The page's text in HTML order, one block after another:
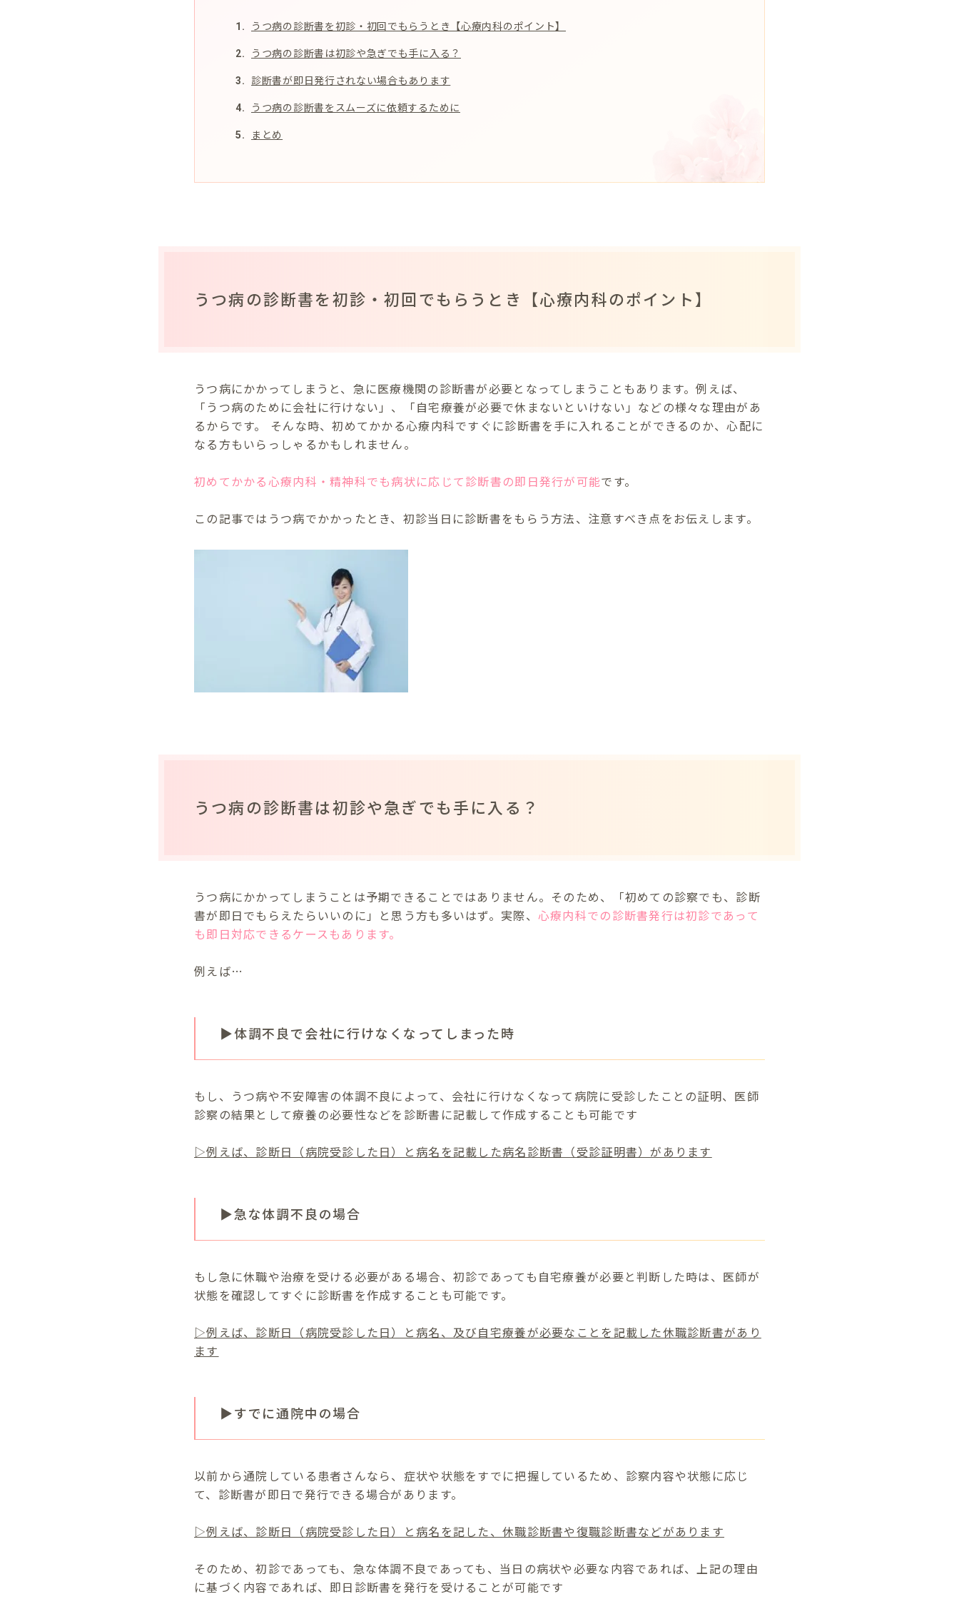
うつ病の診断書を初診・初回でもらうとき【心療内科のポイント】
うつ病の診断書は初診や急ぎでも手に入る？
診断書が即日発行されない場合もあります
うつ病の診断書をスムーズに依頼するために
まとめ
うつ病の診断書を初診・初回でもらうとき【心療内科のポイント】
うつ病にかかってしまうと、急に医療機関の診断書が必要となってしまうこともあります。例えば、
「うつ病のために会社に行けない」、「自宅療養が必要で休まないといけない」などの様々な理由があ
るからです。 そんな時、初めてかかる心療内科ですぐに診断書を手に入れることができるのか、心配に
なる方もいらっしゃるかもしれません。
初めてかかる心療内科・精神科でも病状に応じて診断書の即日発行が可能です。
この記事ではうつ病でかかったとき、初診当日に診断書をもらう方法、注意すべき点をお伝えします。
うつ病の診断書は初診や急ぎでも手に入る？
うつ病にかかってしまうことは予期できることではありません。そのため、「初めての診察でも、診断
書が即日でもらえたらいいのに」と思う方も多いはず。実際、 心療内科での診断書発行は初診であって
も即日対応できるケースもあります。
例えば…
▶体調不良で会社に行けなくなってしまった時
もし、うつ病や不安障害の体調不良によって、会社に行けなくなって病院に受診したことの証明、医師
診察の結果として療養の必要性などを診断書に記載して作成することも可能です
▷例えば、診断日（病院受診した日）と病名を記載した病名診断書（受診証明書）があります
▶急な体調不良の場合
もし急に休職や治療を受ける必要がある場合、初診であっても自宅療養が必要と判断した時は、医師が
状態を確認してすぐに診断書を作成することも可能です。
▷例えば、診断日（病院受診した日）と病名、及び自宅療養が必要なことを記載した休職診断書があり
ます
▶すでに通院中の場合
以前から通院している患者さんなら、症状や状態をすでに把握しているため、診察内容や状態に応じ
て、診断書が即日で発行できる場合があります。
▷例えば、診断日（病院受診した日）と病名を記した、休職診断書や復職診断書などがあります
そのため、初診であっても、急な体調不良であっても、当日の病状や必要な内容であれば、上記の理由
に基づく内容であれば、即日診断書を発行を受けることが可能です